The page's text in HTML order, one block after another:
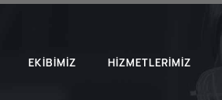
EKIBIMIZ HIZMETLERIMIZ